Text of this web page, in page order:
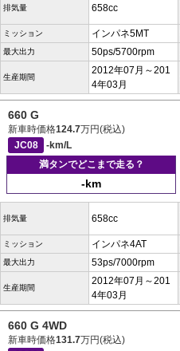
排気量 658cc
ミッション インパネ5MT
最大出力 50ps/5700rpm
生産期間
2012年07月～201
4年03月
660 G
新車時価格124.7万円(税込)
JC08
-km/L
満タンでどこまで走る？
-km
排気量 658cc
ミッション インパネ4AT
最大出力 53ps/7000rpm
生産期間
2012年07月～201
4年03月
660 G 4WD
新車時価格131.7万円(税込)